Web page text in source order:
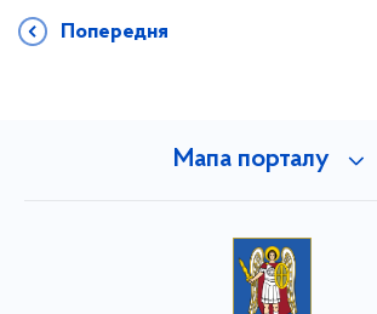
Попередня
Мапа порталу